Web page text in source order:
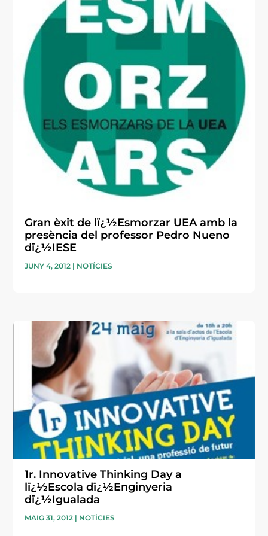
Gran èxit de lï¿½Esmorzar UEA amb la
presència del professor Pedro Nueno
dï¿½IESE
JUNY 4, 2012 | NOTÍCIES
1r. Innovative Thinking Day a
lï¿½Escola dï¿½Enginyeria
dï¿½Igualada
MAIG 31, 2012 | NOTÍCIES